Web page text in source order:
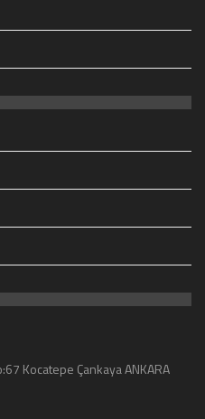
Kocatepe Çankaya ANKARA